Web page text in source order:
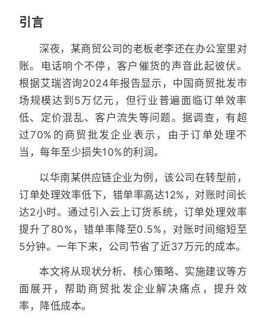
引言
深夜，某商贸公司的老板老李还在办公室里对
账。电话响个不停，客户催货的声音此起彼伏。
根据艾瑞咨询2024年报告显示，中国商贸批发市
场规模达到5万亿元，但行业普遍面临订单效率
低、定价混乱、客户流失等问题。据调查，有超
过70%的商贸批发企业表示，由于订单处理不
当，每年至少损失10%的利润。
以华南某供应链企业为例，该公司在转型前，
订单处理效率低下，错单率高达12%，对账时间长
达2小时。通过引入云上订货系统，订单处理效率
提升了80%，错单率降至0.5%，对账时间缩短至
5分钟。一年下来，公司节省了近37万元的成本。
本文将从现状分析、核心策略、实施建议等方
面展开，帮助商贸批发企业解决痛点，提升效
率，降低成本。